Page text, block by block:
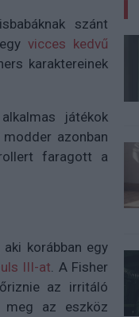
szánt
egyvicces kedvű
karaktereinek
játékok
azonban
faragott a
korábban egy
III-at. A Fisher
az irritáló
meg az eszköz